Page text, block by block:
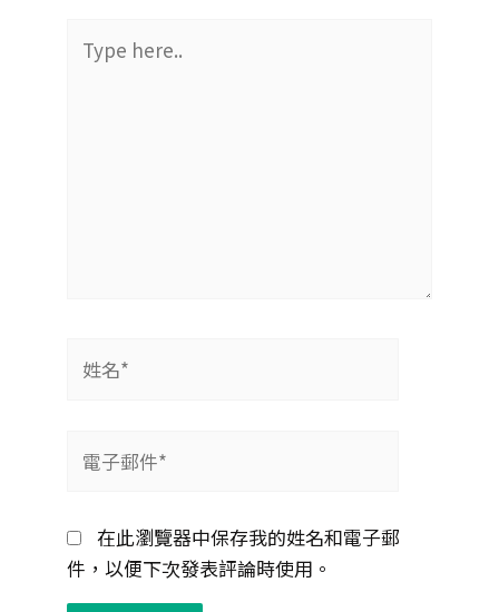
here..
名
件
*
在此瀏覽器中保存我的姓名和電子郵
件，以便下次發表評論時使用。